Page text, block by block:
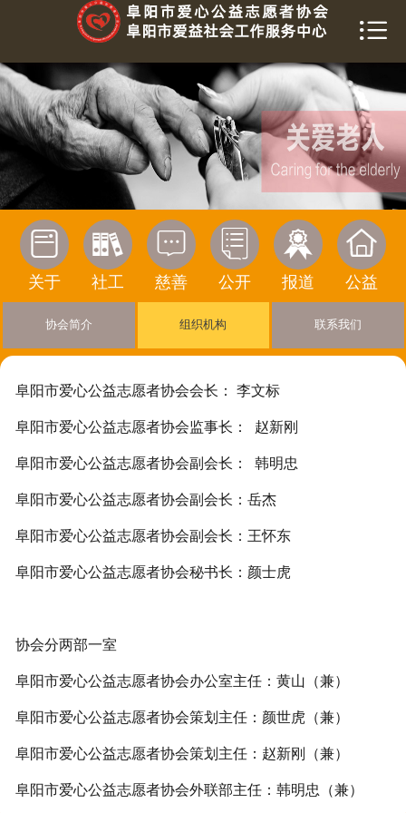
 首页
关于我们
爱益社工
慈善榜
信息公开
活动报道
公益传播
寻求帮助


关于

社工

慈善

公开

报道

公益
协会简介 组织机构 联系我们
阜阳市爱心公益志愿者协会会长： 李文标
阜阳市爱心公益志愿者协会监事长： 赵新刚
阜阳市爱心公益志愿者协会副会长： 韩明忠
阜阳市爱心公益志愿者协会副会长：岳杰
阜阳市爱心公益志愿者协会副会长：王怀东
阜阳市爱心公益志愿者协会秘书长：颜士虎
协会分两部一室
阜阳市爱心公益志愿者协会办公室主任：黄山（兼）
阜阳市爱心公益志愿者协会策划主任：颜世虎（兼）
阜阳市爱心公益志愿者协会策划主任：赵新刚（兼）
阜阳市爱心公益志愿者协会外联部主任：韩明忠（兼）